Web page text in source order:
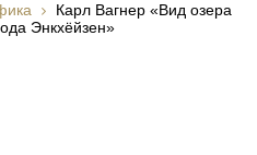
Карл Вагнер «Вид озера
Энкхёйзен»